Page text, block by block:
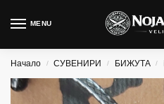
MENU
Начало / СУВЕНИРИ / БИЖУТА /